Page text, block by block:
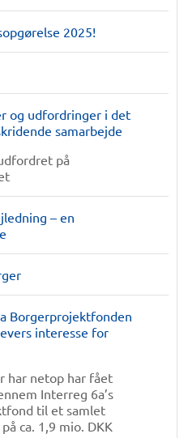
2025!
og udfordringer i det
samarbejde
på
– en
Borgerprojektfonden
interesse for
har netop har fået
Interreg 6a’s
til et samlet
ca. 1,9 mio. DKK